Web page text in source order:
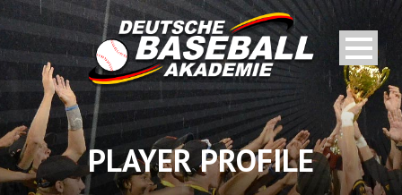
PLAYER PROFILE